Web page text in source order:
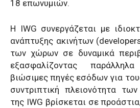
18 επωνυμιών.
Η IWG συνεργάζεται με
ανάπτυξης ακινήτων
των χώρων σε δυναμικά
εξασφαλίζοντας
βιώσιμες πηγές εσόδων για
συντριπτική πλειονότητα
της IWG βρίσκεται σε